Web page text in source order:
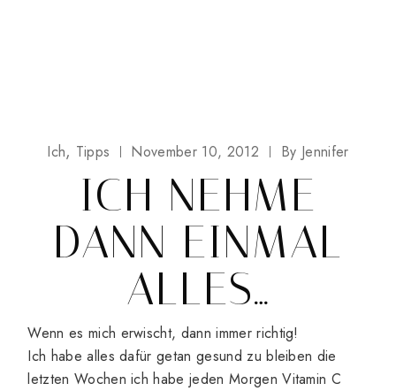
Ich Tipps November 10, 2012 By Jennifer
ICH NEHME
DANN EINMAL
ALLES…
Wenn es mich erwischt, dann immer richtig!
Ich habe alles dafür getan gesund zu bleiben die
letzten Wochen ich habe jeden Morgen Vitamin C